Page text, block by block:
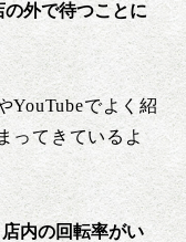
外で待つことに
YouTubeでよく紹
ってきているよ
内の回転率がい